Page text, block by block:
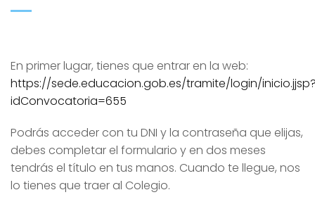
En primer lugar, tienes que entrar en la web:
https://sede.educacion.gob.es/tramite/login/
idConvocatoria=655
Podrás acceder con tu DNI y la contraseña que elijas,
debes completar el formulario y en dos meses
tendrás el título en tus manos. Cuando te llegue, nos
lo tienes que traer al Colegio.